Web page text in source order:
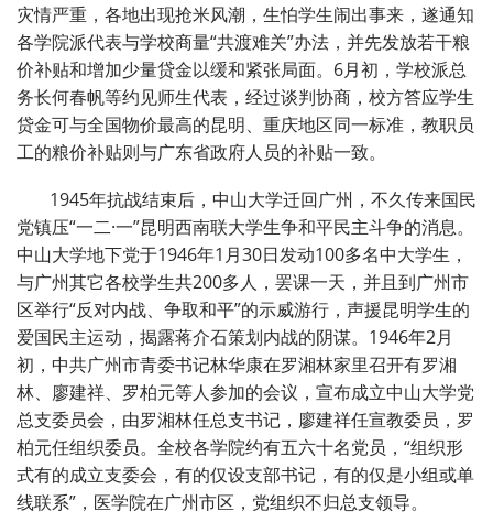
灾情严重，各地出现抢米风潮，生怕学生闹出事来，遂通知
各学院派代表与学校商量“共渡难关”办法，并先发放若干粮
价补贴和增加少量贷金以缓和紧张局面。6月初，学校派总
务长何春帆等约见师生代表，经过谈判协商，校方答应学生
贷金可与全国物价最高的昆明、重庆地区同一标准，教职员
工的粮价补贴则与广东省政府人员的补贴一致。
1945年抗战结束后，中山大学迁回广州，不久传来国民
党镇压“一二·一”昆明西南联大学生争和平民主斗争的消息。
中山大学地下党于1946年1月30日发动100多名中大学生，
与广州其它各校学生共200多人，罢课一天，并且到广州市
区举行“反对内战、争取和平”的示威游行，声援昆明学生的
爱国民主运动，揭露蒋介石策划内战的阴谋。1946年2月
初，中共广州市青委书记林华康在罗湘林家里召开有罗湘
林、廖建祥、罗柏元等人参加的会议，宣布成立中山大学党
总支委员会，由罗湘林任总支书记，廖建祥任宣教委员，罗
柏元任组织委员。全校各学院约有五六十名党员，“组织形
式有的成立支委会，有的仅设支部书记，有的仅是小组或单
线联系”，医学院在广州市区，党组织不归总支领导。